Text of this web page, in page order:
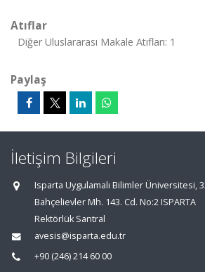
Atıflar
Diğer Uluslararası Makale Atıfları: 1
Paylaş
İletişim Bilgileri
Isparta Uygulamalı Bilimler Üniversitesi,
Bahçelievler Mh. 143. Cd. No:2 ISPARTA
Rektörlük Santral
avesis@isparta.edu.tr
+90 (246) 214 60 00